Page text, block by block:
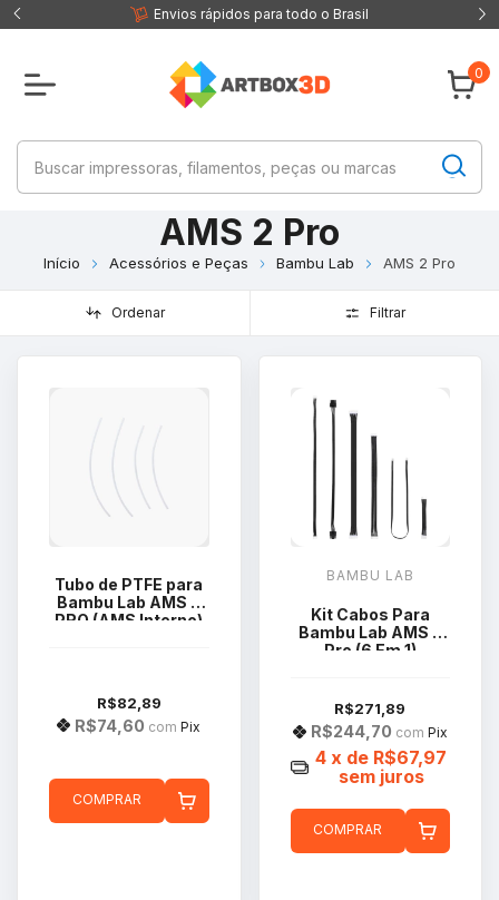
Envios rápidos para todo o Brasil
0
AMS 2 Pro
Início Acessórios e Peças Bambu Lab AMS 2 Pro
Ordenar Filtrar
Tubo de PTFE para
Bambu Lab AMS 2
PRO (AMS Interno)
R$82,89
R$74,60 com Pix
COMPRAR
BAMBU LAB
Kit Cabos Para
Bambu Lab AMS 2
Pro (6 Em 1)
R$271,89
R$244,70 com Pix
4 x de R$67,97
sem juros
COMPRAR